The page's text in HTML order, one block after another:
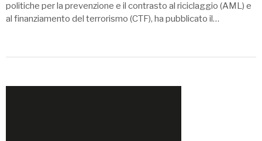
politiche per la prevenzione e il contrasto al riciclaggio (AML) e
al finanziamento del terrorismo (CTF), ha pubblicato il…